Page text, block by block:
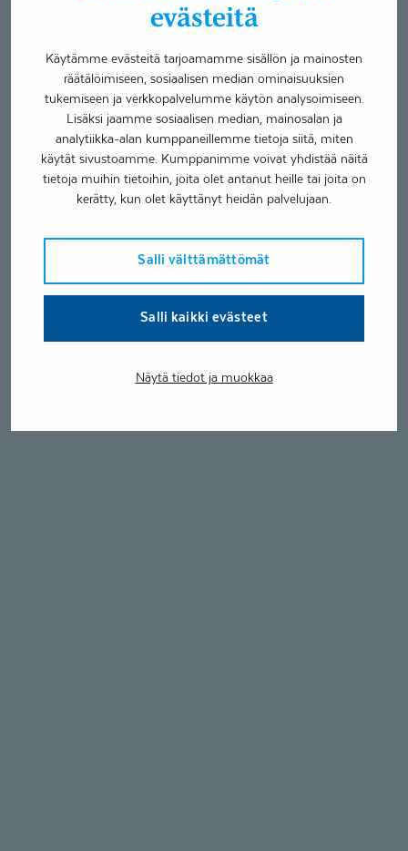
evästeitä
Käytämme evästeitä tarjoamamme sisällön ja mainosten
räätälöimiseen, sosiaalisen median ominaisuuksien
tukemiseen ja verkkopalvelumme käytön analysoimiseen.
Lisäksi jaamme sosiaalisen median, mainosalan ja
analytiikka-alan kumppaneillemme tietoja siitä, miten
käytät sivustoamme. Kumppanimme voivat yhdistää näitä
tietoja muihin tietoihin, joita olet antanut heille tai joita on
kerätty, kun olet käyttänyt heidän palvelujaan.
Salli välttämättömät
Salli kaikki evästeet
Näytä tiedot ja muokkaa